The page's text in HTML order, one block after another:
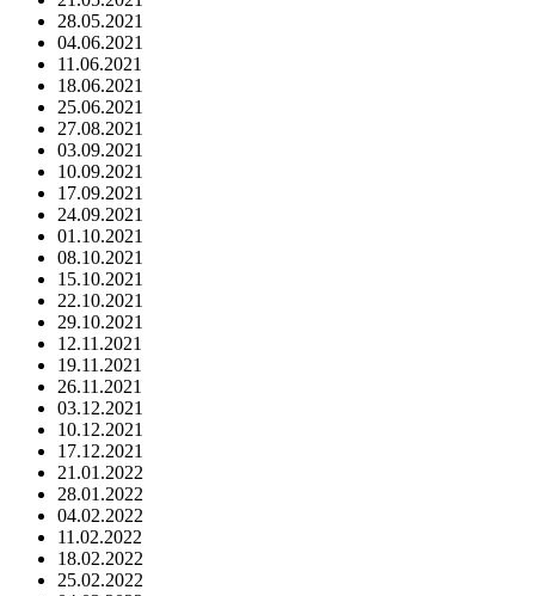
28.05.2021
04.06.2021
11.06.2021
18.06.2021
25.06.2021
27.08.2021
03.09.2021
10.09.2021
17.09.2021
24.09.2021
01.10.2021
08.10.2021
15.10.2021
22.10.2021
29.10.2021
12.11.2021
19.11.2021
26.11.2021
03.12.2021
10.12.2021
17.12.2021
21.01.2022
28.01.2022
04.02.2022
11.02.2022
18.02.2022
25.02.2022